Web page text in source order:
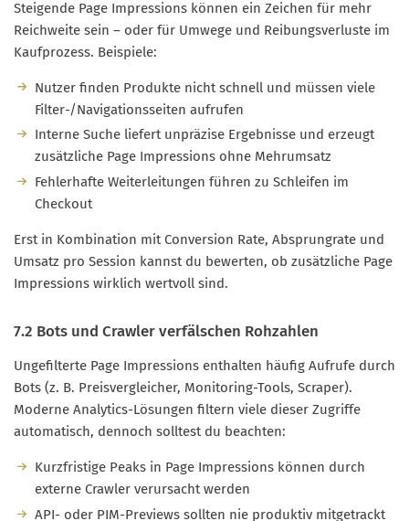
Steigende Page Impressions können ein Zeichen für mehr
Reichweite sein – oder für Umwege und Reibungsverluste im
Kaufprozess. Beispiele:
Nutzer finden Produkte nicht schnell und müssen viele
Filter-/Navigationsseiten aufrufen
Interne Suche liefert unpräzise Ergebnisse und erzeugt
zusätzliche Page Impressions ohne Mehrumsatz
Fehlerhafte Weiterleitungen führen zu Schleifen im
Checkout
Erst in Kombination mit Conversion Rate, Absprungrate und
Umsatz pro Session kannst du bewerten, ob zusätzliche Page
Impressions wirklich wertvoll sind.
7.2 Bots und Crawler verfälschen Rohzahlen
Ungefilterte Page Impressions enthalten häufig Aufrufe durch
Bots (z. B. Preisvergleicher, Monitoring-Tools, Scraper).
Moderne Analytics-Lösungen filtern viele dieser Zugriffe
automatisch, dennoch solltest du beachten:
Kurzfristige Peaks in Page Impressions können durch
externe Crawler verursacht werden
API- oder PIM-Previews sollten nie produktiv mitgetrackt